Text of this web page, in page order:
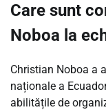
Care sunt
Noboa la
Christian Noboa a
naționale a
abilitățile de